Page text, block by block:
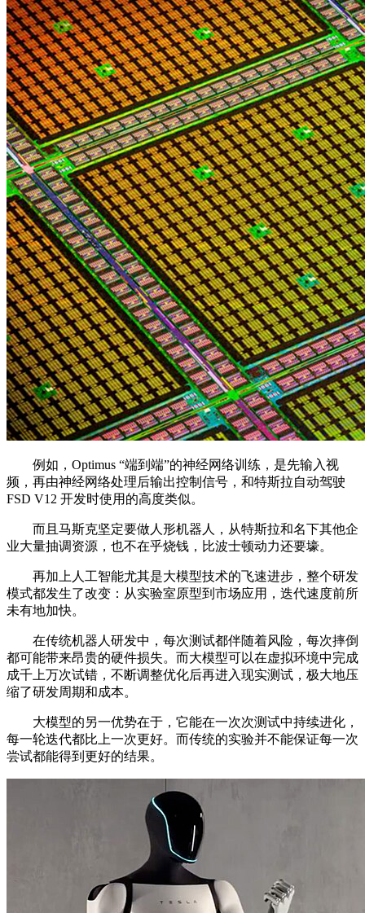
例如，Optimus “端到端”的神经网络训练，是先输入视
频，再由神经网络处理后输出控制信号，和特斯拉自动驾驶
FSD V12 开发时使用的高度类似。
而且马斯克坚定要做人形机器人，从特斯拉和名下其他企
业大量抽调资源，也不在乎烧钱，比波士顿动力还要壕。
再加上人工智能尤其是大模型技术的飞速进步，整个研发
模式都发生了改变：从实验室原型到市场应用，迭代速度前所
未有地加快。
在传统机器人研发中，每次测试都伴随着风险，每次摔倒
都可能带来昂贵的硬件损失。而大模型可以在虚拟环境中完成
成千上万次试错，不断调整优化后再进入现实测试，极大地压
缩了研发周期和成本。
大模型的另一优势在于，它能在一次次测试中持续进化，
每一轮迭代都比上一次更好。而传统的实验并不能保证每一次
尝试都能得到更好的结果。